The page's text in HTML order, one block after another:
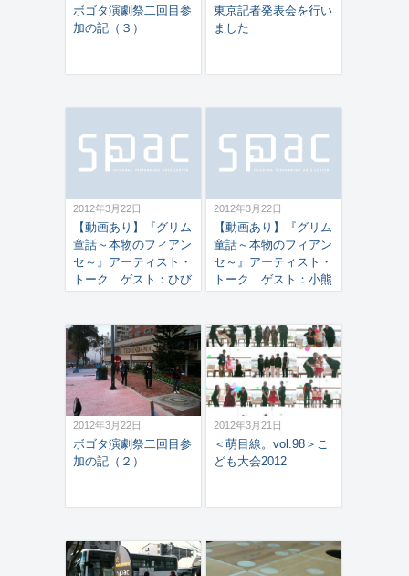
ボゴタ演劇祭二回目参
加の記（３）
東京記者発表会を行い
ました
2012年3月22日
【動画あり】『グリム
童話～本物のフィアン
セ～』アーティスト・
トーク ゲスト：ひび
2012年3月11日
2012年3月22日
【動画あり】『グリム
童話～本物のフィアン
セ～』アーティスト・
トーク ゲスト：小熊
家・演出家） 2012年
3月10日
2012年3月22日
ボゴタ演劇祭二回目参
加の記（２）
2012年3月21日
＜萌目線。vol.98＞こ
ども大会2012